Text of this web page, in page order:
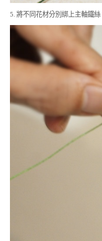
5. 將不同花材分別綁上主軸鐵